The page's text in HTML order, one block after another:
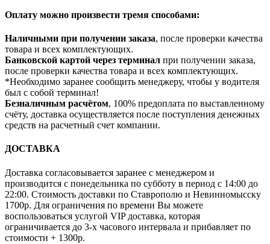
Оплату можно произвести тремя способами:
Наличными при получении заказа, после проверки качества
товара и всех комплектующих.
Банковской картой через терминал при получении заказа,
после проверки качества товара и всех комплектующих.
*Необходимо заранее сообщить менеджеру, чтобы у водителя
был с собой терминал!
Безналичным расчётом, 100% предоплата по выставленному
счёту, доставка осуществляется после поступления денежных
средств на расчетный счет компании.
ДОСТАВКА
Доставка согласовывается заранее с менеджером и
производится с понедельника по субботу в период с 14:00 до
22:00. Стоимость доставки по Ставрополю и Невинномысску
1700р. Для ограничения по времени Вы можете
воспользоваться услугой VIP доставка, которая
ограничивается до 3-х часового интервала и прибавляет по
стоимости + 1300р.